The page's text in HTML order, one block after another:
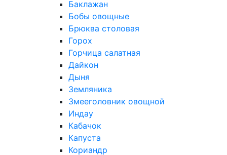
Баклажан
Бобы овощные
Брюква столовая
Горох
Горчица салатная
Дайкон
Дыня
Земляника
Змееголовник овощной
Индау
Кабачок
Капуста
Кориандр